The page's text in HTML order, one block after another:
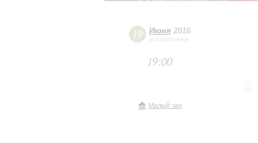
19 Июня 2016
воскресенье
19:00
Малый зал